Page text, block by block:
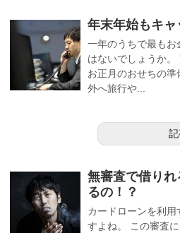
年末年始もキャ
一年のうちで最も
はないでしょうか。
お正月のおせちの
外へ旅行や...
無審査で借り
るの！？
カードローンを利用
すよね。 この審査